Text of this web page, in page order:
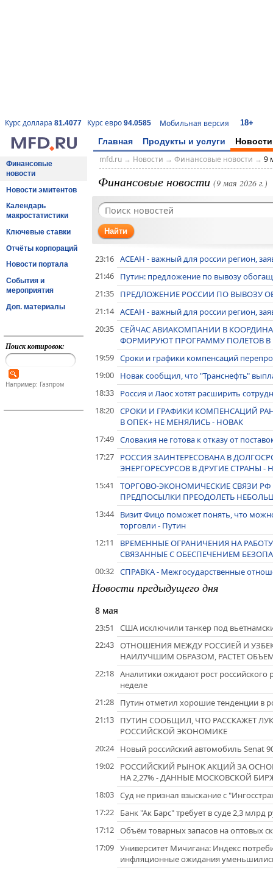
Курс доллара 81.4077 Курс евро 94.0585 Мобильная версия 18+
Главная Продукты и услуги Новости
Финансовые
новости
Новости эмитентов
Календарь
макростатистики
Ключевые ставки
Отчёты корпораций
Новости портала
События и
мероприятия
Доп. материалы
Поиск котировок:
Например: Газпром
mfd.ru→ Новости → Финансовые новости → 9
Финансовые новости (9 мая 2026 г.)
Найти
23:16 АСЕАН - важный для россии регион,
21:46
Путин: предложение по вывозу
21:35
ПРЕДЛОЖЕНИЕ РОССИИ ПО ВЫВОЗУ
21:14 АСЕАН - важный для россии регион,
20:35 СЕЙЧАС АВИАКОМПАНИИ В
ФОРМИРУЮТ ПРОГРАММУ ПОЛЕТОВ
19:59 Сроки и графики компенсаций
19:00
Новак сообщил, что "Транснефть"
18:33
Россия и Лаос хотят расширить
18:20 СРОКИ И ГРАФИКИ КОМПЕНСАЦИЙ
В ОПЕК+ НЕ МЕНЯЛИСЬ - НОВАК
17:49 Словакия не готова к отказу от
17:27
РОССИЯ ЗАИНТЕРЕСОВАНА В
ЭНЕРГОРЕСУРСОВ В ДРУГИЕ СТРАНЫ -
15:41
ТОРГОВО-ЭКОНОМИЧЕСКИЕ СВЯЗИ
ПРЕДПОСЫЛКИ ПРЕОДОЛЕТЬ
13:44
Визит Фицо поможет понять, что
торговли - Путин
12:11
ВРЕМЕННЫЕ ОГРАНИЧЕНИЯ НА
СВЯЗАННЫЕ С ОБЕСПЕЧЕНИЕМ
00:32 СПРАВКА - Межгосударственные
Новости предыдущего дня
8 мая
23:51
США исключили танкер под
22:43 ОТНОШЕНИЯ МЕЖДУ РОССИЕЙ И
НАИЛУЧШИМ ОБРАЗОМ, РАСТЕТ
22:18 Аналитики ожидают рост
неделе
21:28
Путин отметил хорошие тенденции в
21:13
ПУТИН СООБЩИЛ, ЧТО РАССКАЖЕТ
РОССИЙСКОЙ ЭКОНОМИКЕ
20:24
Новый российский автомобиль Senat
19:02
РОССИЙСКИЙ РЫНОК АКЦИЙ ЗА
НА 2,27% - ДАННЫЕ МОСКОВСКОЙ
18:03 Суд не признал взыскание с
17:22
Банк "Ак Барс" требует в суде 2,3 млрд
17:12 Объём товарных запасов на оптовых
17:09 Университет Мичигана: Индекс
инфляционные ожидания